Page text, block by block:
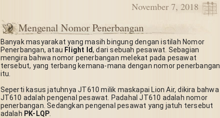
November 7, 2018
Mengenal Nomor Penerbangan
Banyak masyarakat yang masih bingung dengan istilah Nomor
Penerbangan, atau Flight Id, dari sebuah pesawat. Sebagian
mengira bahwa nomor penerbangan melekat pada pesawat
tersebut, yang terbang kemana-mana dengan nomor penerbangan
itu.
Seperti kasus jatuhnya JT610 milik maskapai Lion Air, dikira bahwa
JT610 adalah pengenal pesawat. Padahal JT610 adalah nomor
penerbangan. Sedangkan pengenal pesawat yang jatuh tersebut
adalah PK-LQP